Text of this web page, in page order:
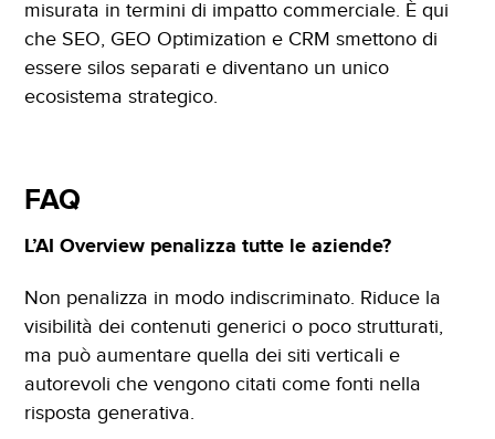
misurata in termini di impatto commerciale. È qui
che SEO, GEO Optimization e CRM smettono di
essere silos separati e diventano un unico
ecosistema strategico.
FAQ
L’AI Overview penalizza tutte le aziende?
Non penalizza in modo indiscriminato. Riduce la
visibilità dei contenuti generici o poco strutturati,
ma può aumentare quella dei siti verticali e
autorevoli che vengono citati come fonti nella
risposta generativa.